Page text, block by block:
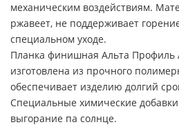
механическим воздействиям.
ржавеет, не поддерживает
специальном уходе.
Планка финишная Альта Профиль
изготовлена из прочного
обеспечивает изделию долгий
Специальные химические
выгорание па солнце.